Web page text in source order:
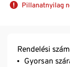
Pillanatnyilag
Rendelési
Gyorsan